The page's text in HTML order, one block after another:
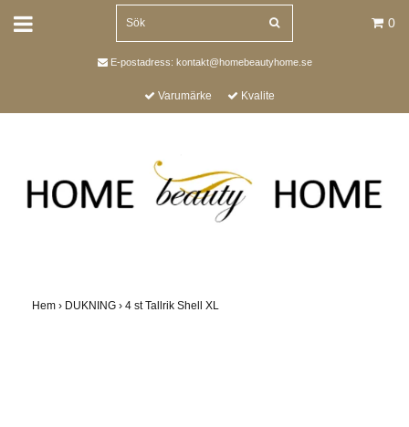
0
E-postadress: kontakt@homebeautyhome.se
Varumärke Kvalite
Hem › DUKNING › 4 st Tallrik Shell XL